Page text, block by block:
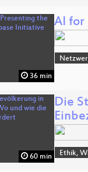
36 min
AI for
60 min
Die
Ethik,